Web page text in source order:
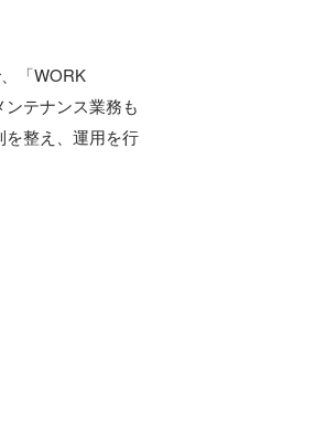
「WORK
テナンス業務も
整え、運用を行